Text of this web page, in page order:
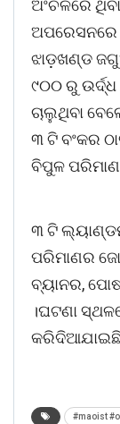
ଅଂଚଳରେ
ଅପରେସନରେ
ଝାଡ଼ଖଣ୍ଡ
୯୦୦ ରୁ
ଚାଲୁଥିବା
୩ ଟି ବଂକର
ବିପୁଳ
୩ ଟି
ପରିମାଣର
ବ୍ୟାନର,
।ଘଟଣା
କରିଦିଆଯାଇଛି
#maoist